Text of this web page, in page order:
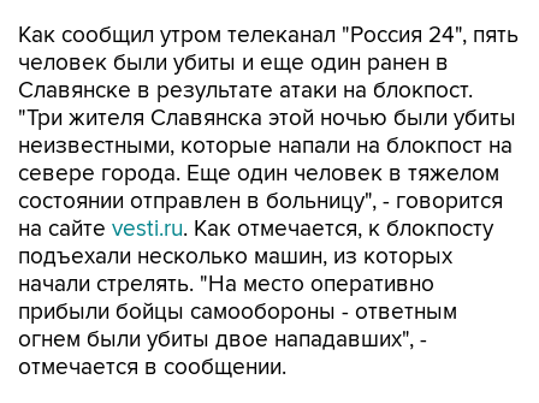
Как сообщил утром телеканал "Россия 24", пять
человек были убиты и еще один ранен в
Славянске в результате атаки на блокпост.
"Три жителя Славянска этой ночью были убиты
неизвестными, которые напали на блокпост на
севере города. Еще один человек в тяжелом
состоянии отправлен в больницу", - говорится
на сайте vesti.ru. Как отмечается, к блокпосту
подъехали несколько машин, из которых
начали стрелять. "На место оперативно
прибыли бойцы самообороны - ответным
огнем были убиты двое нападавших", -
отмечается в сообщении.